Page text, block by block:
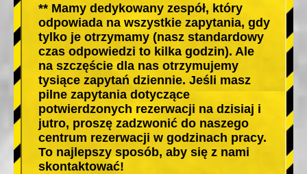
** Mamy dedykowany zespół, który
odpowiada na wszystkie zapytania, gdy
tylko je otrzymamy (nasz standardowy
czas odpowiedzi to kilka godzin). Ale
na szczęście dla nas otrzymujemy
tysiące zapytań dziennie. Jeśli masz
pilne zapytania dotyczące
potwierdzonych rezerwacji na dzisiaj i
jutro, proszę zadzwonić do naszego
centrum rezerwacji w godzinach pracy.
To najlepszy sposób, aby się z nami
skontaktować!